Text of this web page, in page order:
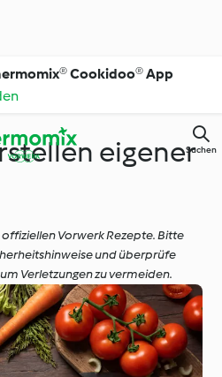
Cookidoo® App
Suchen
eigener
Vorwerk Rezepte. Bitte
und überprüfe
Verletzungen zu vermeiden.